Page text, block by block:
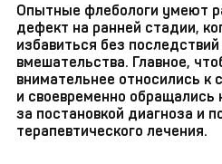
Опытные флебологи умеют
дефект на ранней стадии,
избавиться без
вмешательства. Главное,
внимательнее относились к
и своевременно обращались
за постановкой диагноза и
терапевтического лечения.